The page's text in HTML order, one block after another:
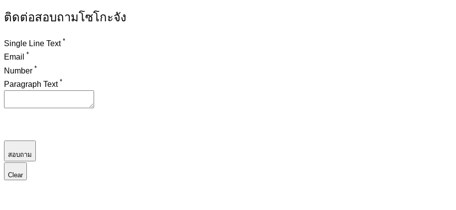
ติดต่อสอบถามโซโกะจัง
Single Line Text *
Email *
Number *
Paragraph Text *
สอบถาม
Clear